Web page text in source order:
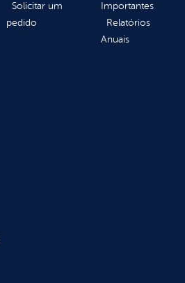
Solicitar um
pedido
Importantes
Relatórios
Anuais